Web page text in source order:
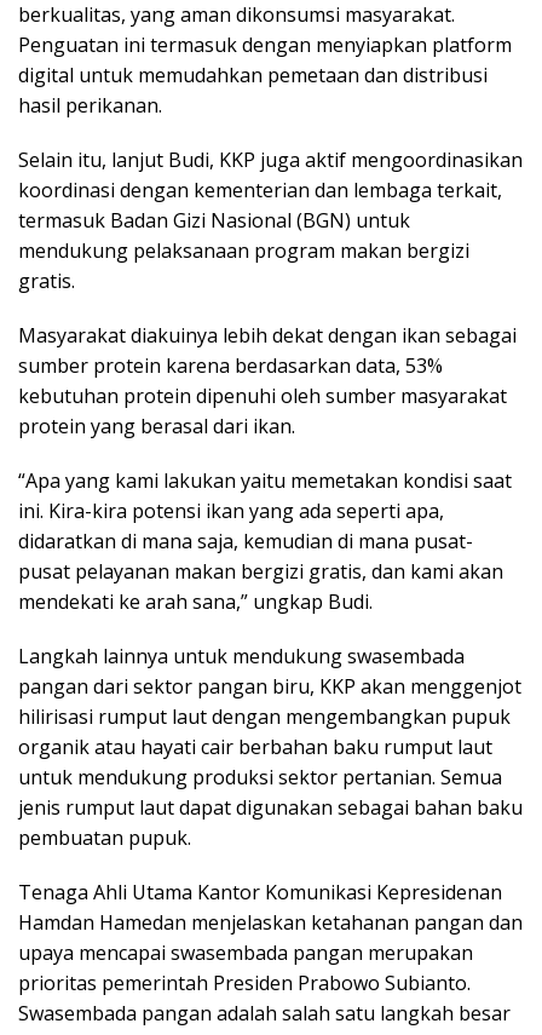
berkualitas, yang aman dikonsumsi masyarakat.
Penguatan ini termasuk dengan menyiapkan platform
digital untuk memudahkan pemetaan dan distribusi
hasil perikanan.
Selain itu, lanjut Budi, KKP juga aktif mengoordinasikan
koordinasi dengan kementerian dan lembaga terkait,
termasuk Badan Gizi Nasional (BGN) untuk
mendukung pelaksanaan program makan bergizi
gratis.
Masyarakat diakuinya lebih dekat dengan ikan sebagai
sumber protein karena berdasarkan data, 53%
kebutuhan protein dipenuhi oleh sumber masyarakat
protein yang berasal dari ikan.
“Apa yang kami lakukan yaitu memetakan kondisi saat
ini. Kira-kira potensi ikan yang ada seperti apa,
didaratkan di mana saja, kemudian di mana pusat-
pusat pelayanan makan bergizi gratis, dan kami akan
mendekati ke arah sana,” ungkap Budi.
Langkah lainnya untuk mendukung swasembada
pangan dari sektor pangan biru, KKP akan menggenjot
hilirisasi rumput laut dengan mengembangkan pupuk
organik atau hayati cair berbahan baku rumput laut
untuk mendukung produksi sektor pertanian. Semua
jenis rumput laut dapat digunakan sebagai bahan baku
pembuatan pupuk.
Tenaga Ahli Utama Kantor Komunikasi Kepresidenan
Hamdan Hamedan menjelaskan ketahanan pangan dan
upaya mencapai swasembada pangan merupakan
prioritas pemerintah Presiden Prabowo Subianto.
Swasembada pangan adalah salah satu langkah besar